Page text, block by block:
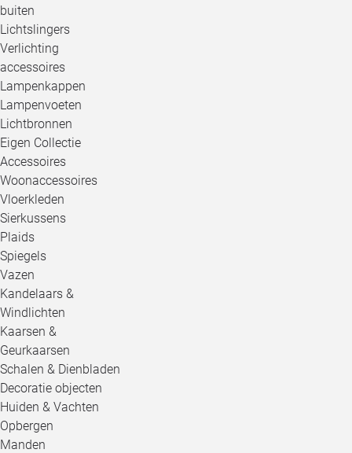
buiten
Lichtslingers
Verlichting
accessoires
Lampenkappen
Lampenvoeten
Lichtbronnen
Eigen Collectie
Accessoires
Woonaccessoires
Vloerkleden
Sierkussens
Plaids
Spiegels
Vazen
Kandelaars &
Windlichten
Kaarsen &
Geurkaarsen
Schalen & Dienbladen
Decoratie objecten
Huiden & Vachten
Opbergen
Manden